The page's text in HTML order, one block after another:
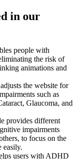
in our
people with
the risk of
animations and
the website for
such as
Glaucoma, and
provides different
impairments
to focus on the
easily.
users with ADHD